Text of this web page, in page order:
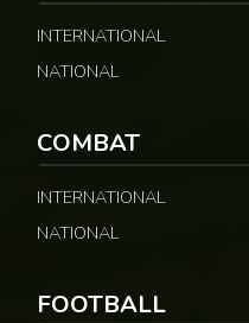
INTERNATIONAL
NATIONAL
COMBAT
INTERNATIONAL
NATIONAL
FOOTBALL